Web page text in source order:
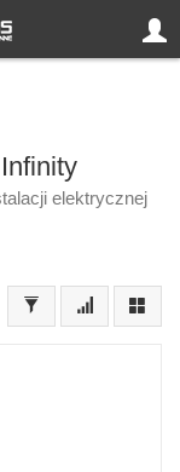
elektrycznej